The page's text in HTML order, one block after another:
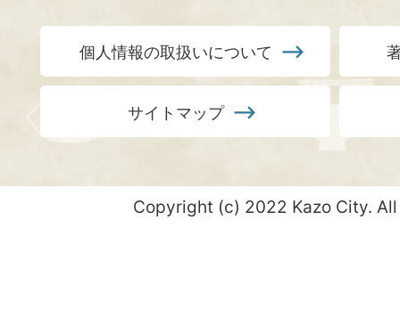
個人情報の取扱いについて
サイトマップ
Copyright (c) 2022 Kazo City.